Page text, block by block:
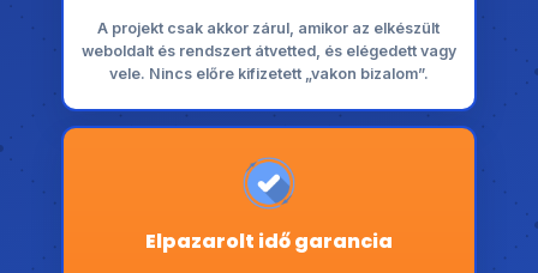
A projekt csak akkor zárul, amikor az elkészült
weboldalt és rendszert átvetted, és elégedett vagy
vele. Nincs előre kifizetett „vakon bizalom”.
Elpazarolt idő garancia